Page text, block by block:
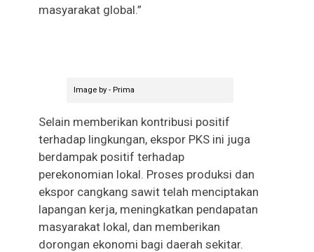
masyarakat global.”
Image by - Prima
Selain memberikan kontribusi positif
terhadap lingkungan, ekspor PKS ini juga
berdampak positif terhadap
perekonomian lokal. Proses produksi dan
ekspor cangkang sawit telah menciptakan
lapangan kerja, meningkatkan pendapatan
masyarakat lokal, dan memberikan
dorongan ekonomi bagi daerah sekitar.